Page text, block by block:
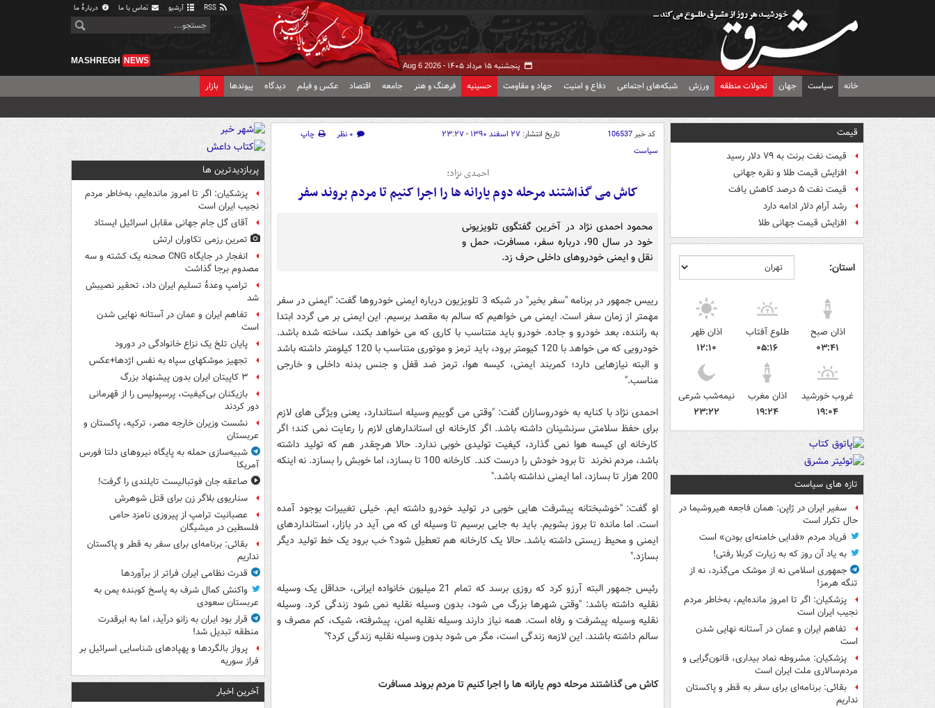
آرشیو تماس با ما دربارهٔ ما
پنجشنبه ۱۵ مرداد ۱۴۰۵ - Aug 6 2026
MASHREGH NEWS
خانه سیاست جهان تحولات منطقه ورزش شبکه‌های اجتماعی دفاع و امنیت جهاد و مقاومت حسینیه فرهنگ و هنر جامعه اقتصاد عکس و فیلم دیدگاه پیوندها بازار
قیمت
قیمت نفت برنت به ۷۹ دلار رسید
افزایش قیمت طلا و نقره جهانی
قیمت نفت ۵ درصد کاهش یافت
رشد آرام دلار ادامه دارد
افزایش قیمت جهانی طلا
استان:
اذان صبح
۰۳:۴۱
طلوع آفتاب
۰۵:۱۶
اذان ظهر
۱۲:۱۰
غروب خورشید
۱۹:۰۴
اذان مغرب
۱۹:۲۴
نیمه‌شب شرعی
۲۳:۲۲
تازه های سیاست
سفیر ایران در ژاپن: همان فاجعه هیروشیما در
حال تکرار است
فریاد مردم «فدایی خامنه‌ای بودن» است
به یاد آن روز که به زیارت کربلا رفتی!
جمهوری اسلامی نه از موشک می‌گذرد، نه از
تنگه هرمز!
پزشکیان: اگر تا امروز مانده‌ایم، به‌خاطر مردم
نجیب ایران است
تفاهم ایران و عمان در آستانه نهایی شدن
است
پزشکیان: مشروطه نماد بیداری، قانون‌گرایی و
مردم‌سالاری ملت ایران است
بقائی: برنامه‌ای برای سفر به قطر و پاکستان
نداریم
کد خبر106537 تاریخ انتشار: ۲۷ اسفند ۱۳۹۰ - ۲۳:۲۷ ۰ نظر
چاپ
سیاست
احمدی نژاد:
کاش می گذاشتند مرحله دوم یارانه ها را اجرا کنیم تا مردم بروند سفر
محمود احمدی نژاد در آخرین گفتگوی تلویزیونی
خود در سال 90، درباره سفر، مسافرت، حمل و
نقل و ایمنی خودروهای داخلی حرف زد.
رییس جمهور در برنامه "سفر بخیر" در شبکه 3 تلویزیون درباره ایمنی خودروها گفت: "ایمنی در سفر
مهمتر از زمان سفر است. ایمنی می خواهیم که سالم به مقصد برسیم. این ایمنی بر می گردد ابتدا
به راننده، بعد خودرو و جاده. خودرو باید متناسب با کاری که می خواهد بکند، ساخته شده باشد.
خودرویی که می خواهد با 120 کیومتر برود، باید ترمز و موتوری متناسب با 120 کیلومتر داشته باشد
و البته نیازهایی دارد؛ کمربند ایمنی، کیسه هوا، ترمز ضد قفل و جنس بدنه داخلی و خارجی
مناسب."
احمدی نژاد با کنایه به خودروسازان گفت: "وقتی می گوییم وسیله استاندارد، یعنی ویژگی های لازم
برای حفظ سلامتی سرنشینان داشته باشد. اگر کارخانه ای استاندارهای لازم را رعایت نمی کند؛ اگر
کارخانه ای کیسه هوا نمی گذارد، کیفیت تولیدی خوبی ندارد. حالا هرچقدر هم که تولید داشته
باشد، مردم نخرند تا برود خودش را درست کند. کارخانه 100 تا بسازد، اما خوبش را بسازد. نه اینکه
200 هزار تا بسازد، اما ایمنی نداشته باشد."
او گفت: "خوشبختانه پیشرفت هایی خوبی در تولید خودرو داشته ایم. خیلی تغییرات بوجود آمده
است. اما مانده تا بروز بشویم. باید به جایی برسیم تا وسیله ای که می آید در بازار، استانداردهای
ایمنی و محیط زیستی داشته باشد. حالا یک کارخانه هم تعطیل شود؟ خب برود یک خط تولید دیگر
بسازد."
رئیس جمهور البته آرزو کرد که روزی برسد که تمام 21 میلیون خانواده ایرانی، حداقل یک وسیله
نقلیه داشته باشد: "وقتی شهرها بزرگ می شود، بدون وسیله نقلیه نمی شود زندگی کرد. وسیله
نقلیه وسیله پیشرفت و رفاه است. همه نیاز دارند وسیله نقلیه امن، پیشرفته، شیک، کم مصرف و
سالم داشته باشند. این لازمه زندگی است، مگر می شود بدون وسیله نقلیه زندگی کرد؟"
کاش می گذاشتند مرحله دوم یارانه ها را اجرا کنیم تا مردم بروند مسافرت
پربازدیدترین ها
پزشکیان: اگر تا امروز مانده‌ایم، به‌خاطر مردم
نجیب ایران است
آقای گل جام جهانی مقابل اسرائیل ایستاد
تمرین رزمی تکاوران ارتش
انفجار در جایگاه CNG صحنه یک کشته و سه
مصدوم برجا گذاشت
ترامپ وعدۀ تسلیم ایران داد، تحقیر نصیبش
شد
تفاهم ایران و عمان در آستانه نهایی شدن
است
پایان تلخ یک نزاع خانوادگی در دورود
تجهیز موشکهای سپاه به نفس اژدها+عکس
۳ کاپیتان ایران بدون پیشنهاد بزرگ
بازیکنان بی‌کیفیت، پرسپولیس را از قهرمانی
دور کردند
نشست وزیران خارجه مصر، ترکیه، پاکستان و
عربستان
شبیه‌سازی حمله به پایگاه نیروهای دلتا فورس
آمریکا
صاعقه جان فوتبالیست تایلندی را گرفت!
سناریوی بلاگر زن برای قتل شوهرش
عصبانیت ترامپ از پیروزی نامزد حامی
فلسطین در میشیگان
بقائی: برنامه‌ای برای سفر به قطر و پاکستان
نداریم
قدرت نظامی ایران فراتر از برآوردها
واکنش کمال شرف به پاسخ کوبنده یمن به
عربستان سعودی
قرار بود ایران به زانو درآید، اما به ابرقدرت
منطقه تبدیل شد!
پرواز بالگردها و پهپادهای شناسایی اسرائیل بر
فراز سوریه
آخرین اخبار